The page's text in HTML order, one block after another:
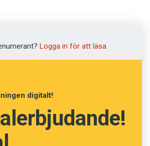
söker på sin webbplats efter
”Flertalet unga har sitt
möta unga där de är online.”
Logga in för att läsa
digitalt!